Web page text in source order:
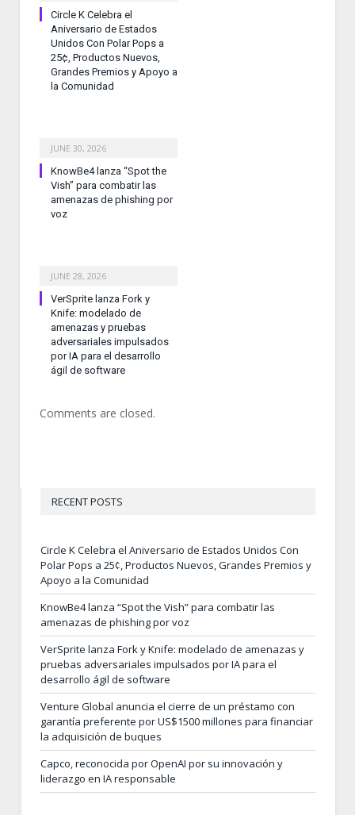
Circle K Celebra el
Aniversario de Estados
Unidos Con Polar Pops a
25¢, Productos Nuevos,
Grandes Premios y Apoyo a
la Comunidad
JUNE 30, 2026
KnowBe4 lanza “Spot the
Vish” para combatir las
amenazas de phishing por
voz
JUNE 28, 2026
VerSprite lanza Fork y
Knife: modelado de
amenazas y pruebas
adversariales impulsados
por IA para el desarrollo
ágil de software
Comments are closed.
RECENT POSTS
Circle K Celebra el Aniversario de Estados Unidos Con
Polar Pops a 25¢, Productos Nuevos, Grandes Premios y
Apoyo a la Comunidad
KnowBe4 lanza “Spot the Vish” para combatir las
amenazas de phishing por voz
VerSprite lanza Fork y Knife: modelado de amenazas y
pruebas adversariales impulsados por IA para el
desarrollo ágil de software
Venture Global anuncia el cierre de un préstamo con
garantía preferente por US$1500 millones para financiar
la adquisición de buques
Capco, reconocida por OpenAI por su innovación y
liderazgo en IA responsable